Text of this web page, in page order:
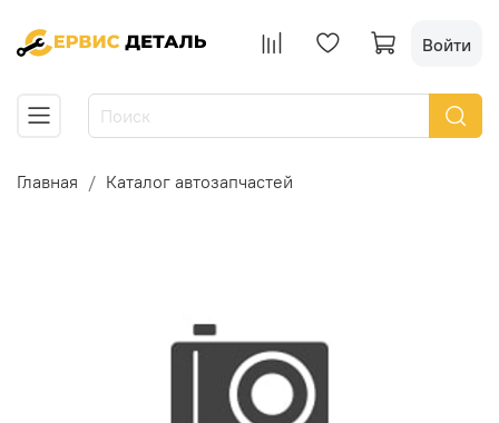
Войти
Главная Каталог автозапчастей